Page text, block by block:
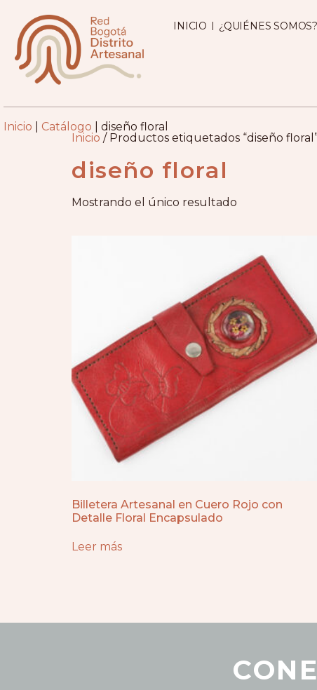
INICIO ¿QUIÉNES SOMOS?
Inicio Catálogo
diseño floral
Inicio / Productos etiquetados “diseño floral”
diseño floral
Mostrando el único resultado
Billetera Artesanal en Cuero Rojo con
Detalle Floral Encapsulado
Leer más